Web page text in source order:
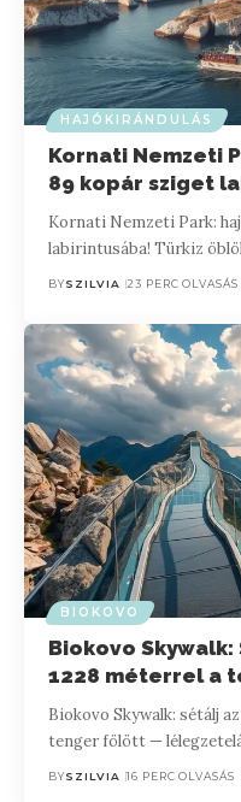
HAJÓKIRÁNDULÁS
Kornati Nemzeti
89 kopár sziget
Kornati Nemzeti Park:
labirintusába! Türkiz
BYSZILVIA 23 PERC OLVASÁS
BIOKOVO
Biokovo
1228 méterrel a
Biokovo Skywalk: sétálj
tenger fölött —
BYSZILVIA 16 PERC OLVASÁS